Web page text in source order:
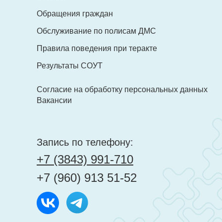
Обращения граждан
Результаты СОУТ
Обслуживание по полисам ДМС
Согласие на обработку персональных данных
Правила поведения при теракте
Вакансии
Запись по телефону:
+7 (3843) 991-710
+7 (960) 913 51-52